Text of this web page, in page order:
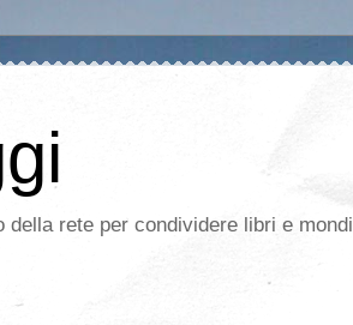
rete per condividere libri e mondi